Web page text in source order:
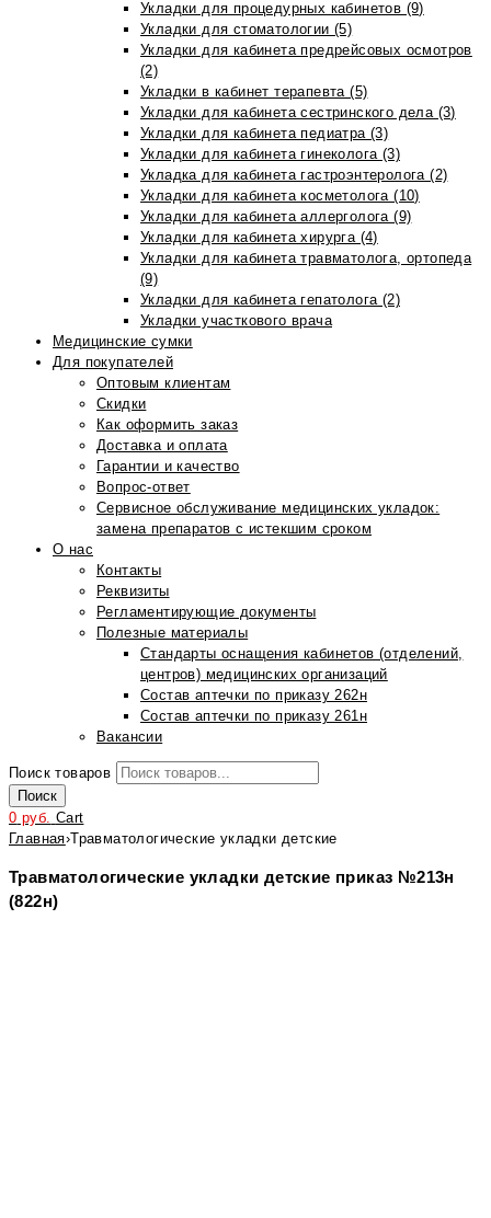
Укладки для процедурных кабинетов (9)
Укладки для стоматологии (5)
Укладки для кабинета предрейсовых осмотров
(2)
Укладки в кабинет терапевта (5)
Укладки для кабинета сестринского дела (3)
Укладки для кабинета педиатра (3)
Укладки для кабинета гинеколога (3)
Укладка для кабинета гастроэнтеролога (2)
Укладки для кабинета косметолога (10)
Укладки для кабинета аллерголога (9)
Укладки для кабинета хирурга (4)
Укладки для кабинета травматолога, ортопеда
(9)
Укладки для кабинета гепатолога (2)
Укладки участкового врача
Медицинские сумки
Для покупателей
Оптовым клиентам
Скидки
Как оформить заказ
Доставка и оплата
Гарантии и качество
Вопрос-ответ
Сервисное обслуживание медицинских укладок:
замена препаратов с истекшим сроком
О нас
Контакты
Реквизиты
Регламентирующие документы
Полезные материалы
Стандарты оснащения кабинетов (отделений,
центров) медицинских организаций
Состав аптечки по приказу 262н
Состав аптечки по приказу 261н
Вакансии
Поиск товаров
Поиск
0 руб. Cart
Главная›Травматологические укладки детские
Травматологические укладки детские приказ №213н
(822н)